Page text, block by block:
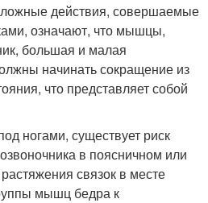
действия, совершаемые
означают, что мышцы,
большая и малая
начинать сокращение из
что представляет собой
ногами, существует риск
в поясничном или
связок в месте
мышц бедра к